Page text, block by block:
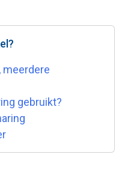
meerdere
gebruikt?